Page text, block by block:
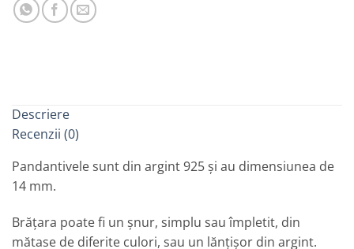
Descriere
Recenzii (0)
Pandantivele sunt din argint 925 și au dimensiunea de
14 mm.
Brățara poate fi un șnur, simplu sau împletit, din
mătase de diferite culori, sau un lănțișor din argint.